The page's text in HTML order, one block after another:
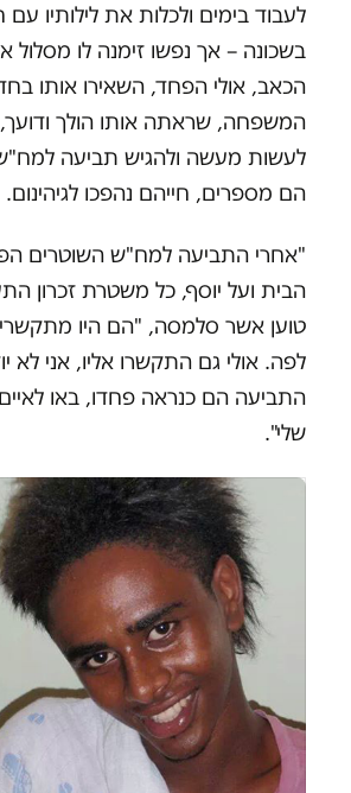
לעבוד בימים ולכלות את לילותיו
בשכונה – אך נפשו זימנה לו
הכאב, אולי הפחד, השאירו אותו
המשפחה, שראתה אותו הולך
לעשות מעשה ולהגיש תביעה
הם מספרים, חייהם נהפכו לגיהינום.
"אחרי התביעה למח"ש השוטרים
הבית ועל יוסף, כל משטרת זכרון
טוען אשר סלמסה, "הם היו
לפה. אולי גם התקשרו אליו, אני לא
התביעה הם כנראה פחדו, באו
שלי".